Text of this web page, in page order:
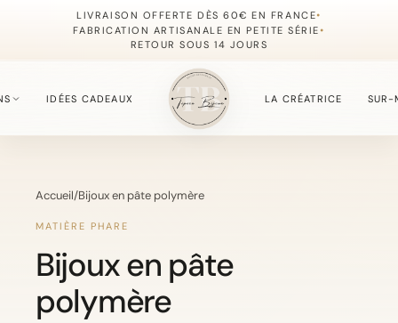
LIVRAISON OFFERTE DÈS 60€ EN FRANCE•
FABRICATION ARTISANALE EN PETITE SÉRIE•
RETOUR SOUS 14 JOURS
simples à offrir.
IDÉES CADEAUX LA CRÉATRICE SUR-
Accueil/Bijoux en pâte polymère
MATIÈRE PHARE
Bijoux en pâte
polymère